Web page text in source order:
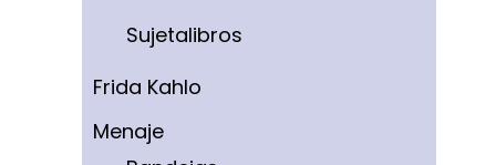
Sujetalibros
Frida Kahlo
Menaje